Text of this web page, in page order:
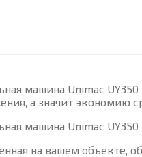
машина Unimac
а значит экономию
машина Unimac
на вашем объекте,